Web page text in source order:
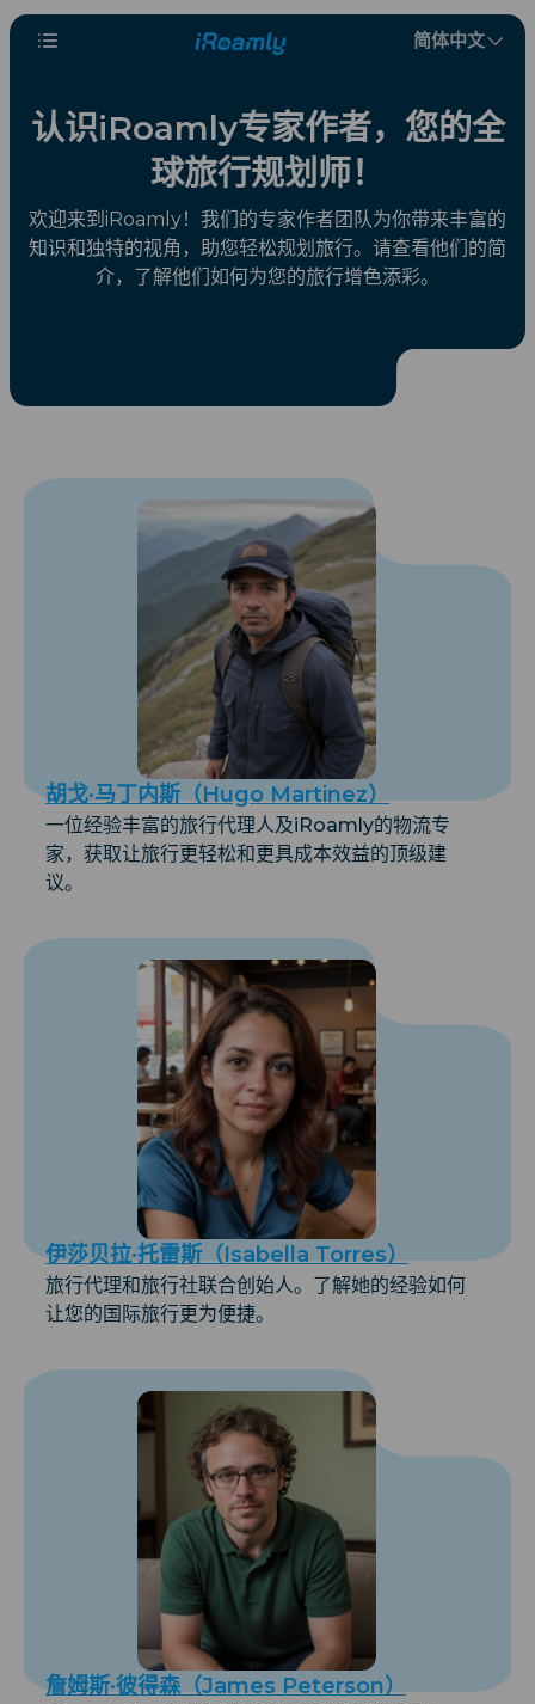
简体中文
认识iRoamly专家作者，您的全
球旅行规划师！
欢迎来到iRoamly！我们的专家作者团队为你带来丰富的
知识和独特的视角，助您轻松规划旅行。请查看他们的简
介，了解他们如何为您的旅行增色添彩。
胡戈·马丁内斯（Hugo Martinez）
一位经验丰富的旅行代理人及iRoamly的物流专
家，获取让旅行更轻松和更具成本效益的顶级建
议。
伊莎贝拉·托雷斯（Isabella Torres）
旅行代理和旅行社联合创始人。了解她的经验如何
让您的国际旅行更为便捷。
詹姆斯·彼得森（James Peterson）